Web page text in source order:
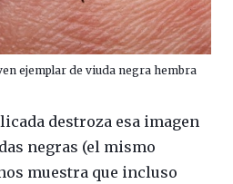
ejemplar de viuda negra hembra
destroza esa imagen
negras (el mismo
muestra que incluso